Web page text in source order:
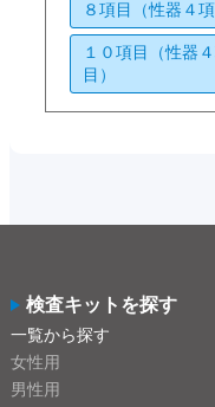
８項目（性器４
１０項目（性器
目）
検査キットを探す
一覧から探す
女性用
男性用